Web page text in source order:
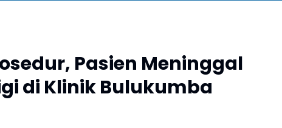
Pasien Meninggal
di Klinik Bulukumba